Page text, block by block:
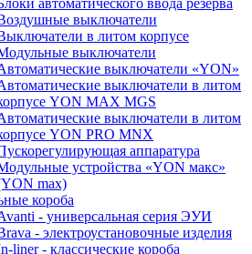
автоматического ввода резерва
выключатели
в литом корпусе
выключатели
выключатели «YON»
выключатели в литом
YON MAX MGS
выключатели в литом
YON PRO MNX
аппаратура
устройства «YON макс»
max)
короба
- универсальная серия ЭУИ
- электроустановочные изделия
liner - классические короба